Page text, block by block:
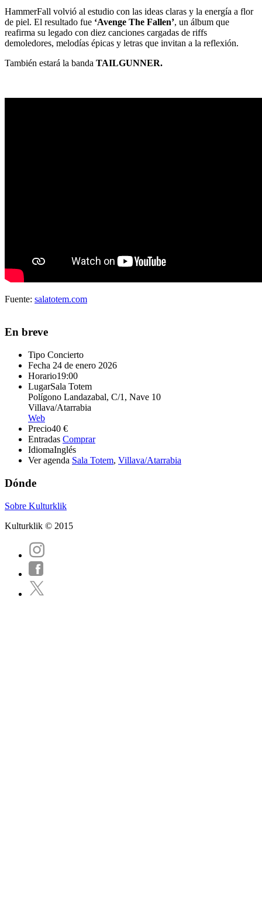
HammerFall volvió al estudio con las ideas claras y la energía a flor
de piel. El resultado fue ‘Avenge The Fallen’, un álbum que
reafirma su legado con diez canciones cargadas de riffs
demoledores, melodías épicas y letras que invitan a la reflexión.
También estará la banda TAILGUNNER.
Fuente: salatotem.com
En breve
Tipo Concierto
Fecha 24 de enero 2026
Horario19:00
LugarSala Totem
Polígono Landazabal, C/1, Nave 10
Villava/Atarrabia
Web
Precio40 €
Entradas Comprar
IdiomaInglés
Ver agenda Sala Totem, Villava/Atarrabia
Dónde
Sobre Kulturklik
Kulturklik © 2015